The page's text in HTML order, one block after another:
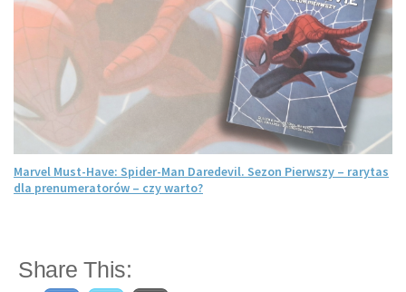
Marvel Must-Have: Spider-Man Daredevil. Sezon Pierwszy – rarytas
dla prenumeratorów – czy warto?
Share This: